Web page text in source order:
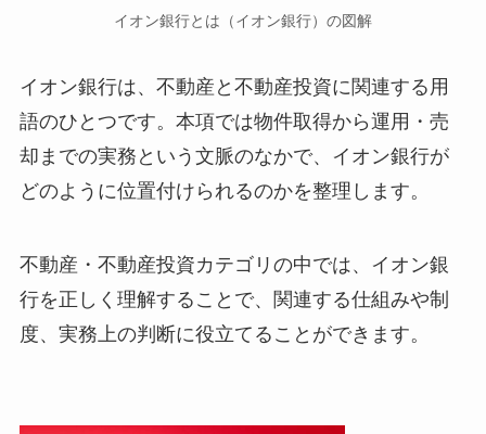
イオン銀行とは（イオン銀行）の図解
イオン銀行は、不動産と不動産投資に関連する用
語のひとつです。本項では物件取得から運用・売
却までの実務という文脈のなかで、イオン銀行が
どのように位置付けられるのかを整理します。
不動産・不動産投資カテゴリの中では、イオン銀
行を正しく理解することで、関連する仕組みや制
度、実務上の判断に役立てることができます。